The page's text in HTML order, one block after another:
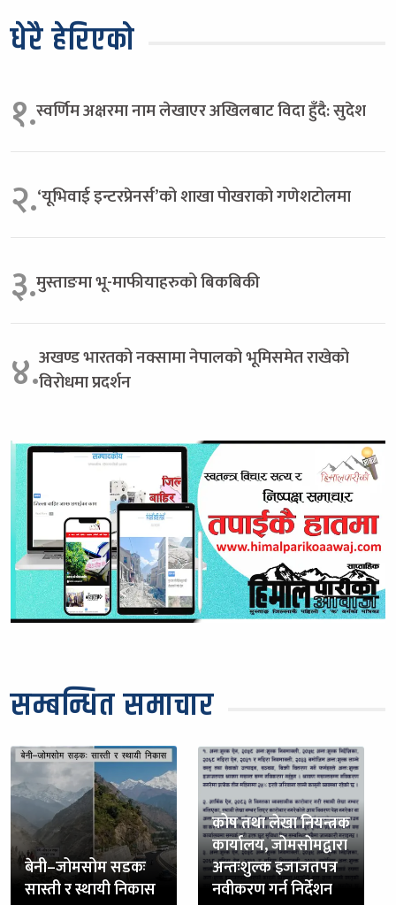
धेरै हेरिएको
१.स्वर्णिम अक्षरमा नाम लेखाएर अखिलबाट विदा हुँदै: सुदेश
२.‘यूभिवाई इन्टरप्रेनर्स’को शाखा पोखराको गणेशटोलमा
३.मुस्ताङमा भू-माफीयाहरुको बिकबिकी
४.अखण्ड भारतको नक्सामा नेपालको भूमिसमेत राखेको
विरोधमा प्रदर्शन
सम्बन्धित समाचार
बेनी–जोमसोम सडकः
सास्ती र स्थायी निकास
कोष तथा लेखा नियन्त्रक
कार्यालय, जोमसोमद्वारा
अन्तःशुल्क इजाजतपत्र
नवीकरण गर्न निर्देशन